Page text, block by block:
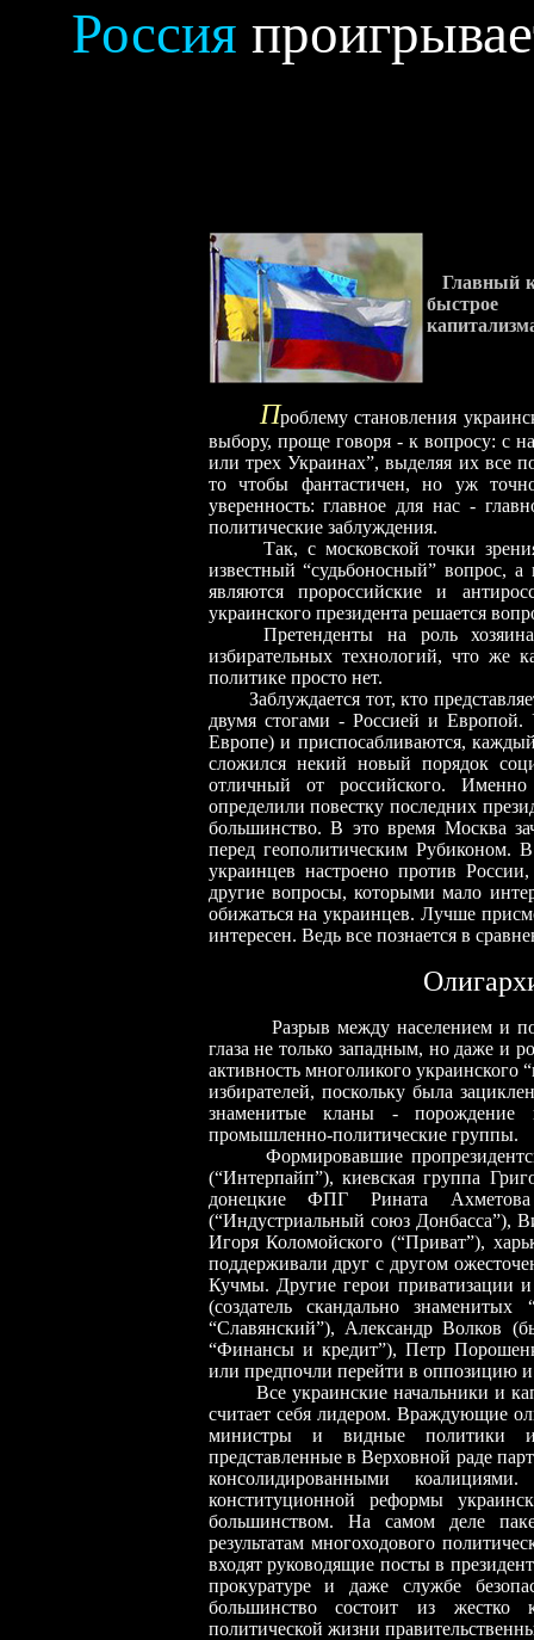
Россия
Главный
быстрое
Проблему становления
выбору, проще говоря -к вопросу: с
или трех Украинах”, выделяя их все
то чтобы фантастичен, но уж
уверенность: главное для нас -
политические заблуждения.
Так, с московской точки зрения,
известный “судьбоносный” вопрос,
являются пророссийские и
украинского президента решается
Претенденты на роль хозяина
избирательных технологий, что же
политике просто нет.
Заблуждается тот, кто
двумя стогами - Россией и
Европе) и приспосабливаются,
сложился некий новый порядок
отличный от российского. Именно
определили повестку последних
большинство. В это время Москва
перед геополитическим Рубиконом.
украинцев настроено против
другие вопросы, которыми мало
обижаться на украинцев. Лучше
интересен. Ведь все познается в
Разрыв между населением и
глаза не только западным, но даже и
активность многоликого украинского
избирателей, поскольку была
знаменитые кланы - порождение
промышленно-политические группы.
Формировавшие
(“Интерпайп”), киевская группа
донецкие ФПГ Рината Ахметова
(“Индустриальный союз Донбасса”),
Игоря Коломойского (“Приват”),
поддерживали друг с другом
Кучмы. Другие герои приватизации
(создатель скандально
“Славянский”), Александр Волков
“Финансы и кредит”), Петр
или предпочли перейти в оппозицию
Все украинские начальники и
считает себя лидером. Враждующие
министры и видные политики
представленные в Верховной раде
консолидированными
конституционной реформы
большинством. На самом деле
результатам многоходового
входят руководящие посты в
прокуратуре и даже службе
большинство состоит из жестко
политической жизни